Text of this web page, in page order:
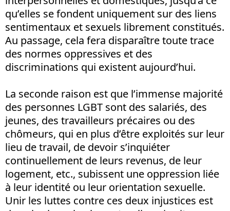
qu’elles se fondent uniquement sur des liens
sentimentaux et sexuels librement constitués.
Au passage, cela fera disparaître toute trace
des normes oppressives et des
discriminations qui existent aujourd’hui.
La seconde raison est que l’immense majorité
des personnes LGBT sont des salariés, des
jeunes, des travailleurs précaires ou des
chômeurs, qui en plus d’être exploités sur leur
lieu de travail, de devoir s’inquiéter
continuellement de leurs revenus, de leur
logement, etc., subissent une oppression liée
à leur identité ou leur orientation sexuelle.
Unir les luttes contre ces deux injustices est